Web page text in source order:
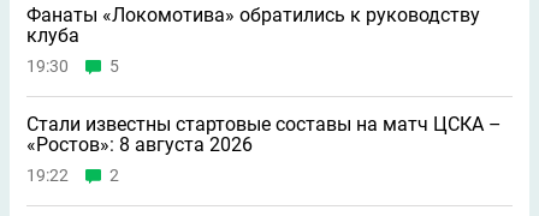
Фанаты «Локомотива» обратились к руководству
клуба
19:30 5
Стали известны стартовые составы на матч ЦСКА –
«Ростов»: 8 августа 2026
19:22 2